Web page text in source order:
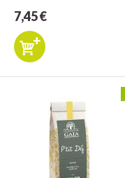
7,45 €